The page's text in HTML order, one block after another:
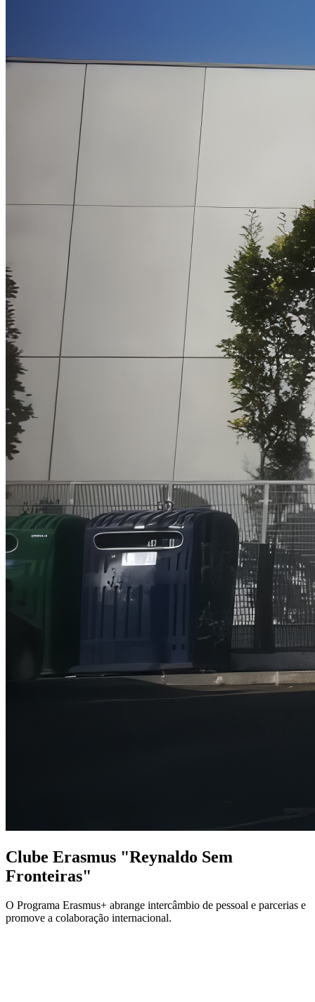
Clube Erasmus "Reynaldo Sem
Fronteiras"
O Programa Erasmus+ abrange intercâmbio de pessoal e parcerias e
promove a colaboração internacional.